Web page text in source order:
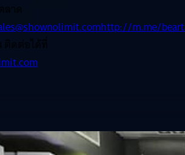
ลาด
http://m.me/
ติดต่อได้ที่